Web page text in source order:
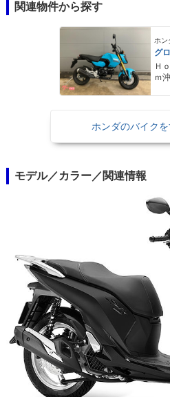
関連物件から探す
ホン
グ
Ｈ
ｍ
ホンダのバイク
モデル／カラー／関連情報